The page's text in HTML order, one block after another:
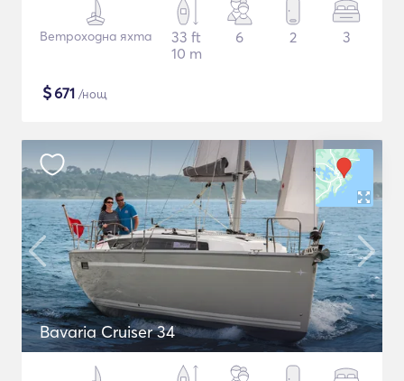
Ветроходна яхта
33 ft
10 m
6 2 3
$671 /нощ
Bavaria Cruiser 34